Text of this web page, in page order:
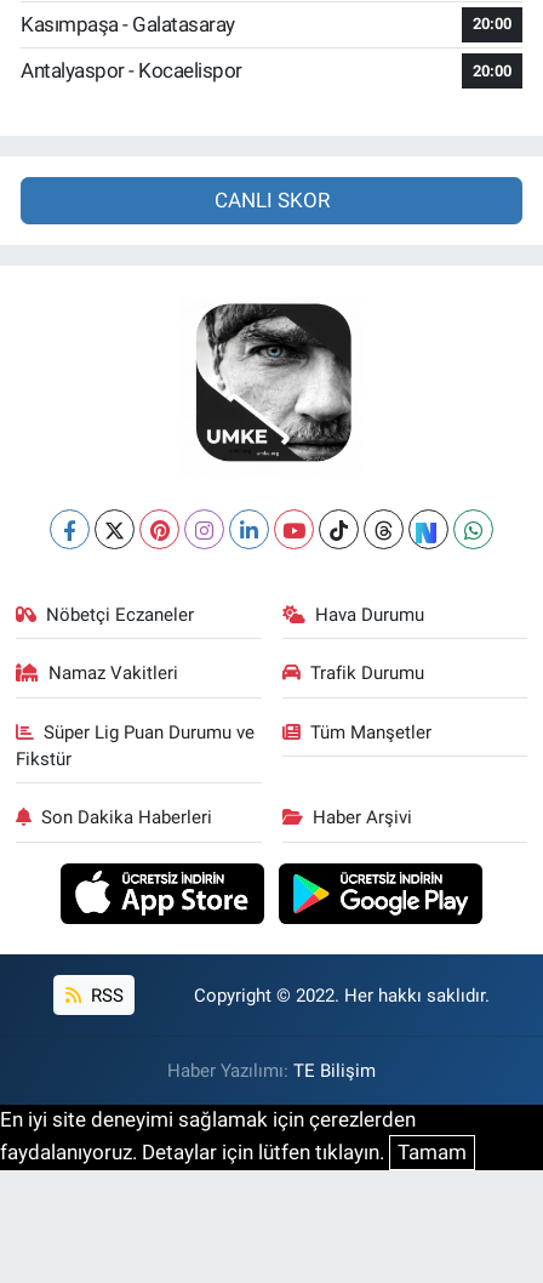
Kasımpaşa - Galatasaray 20:00
Antalyaspor - Kocaelispor 20:00
CANLI SKOR
Nöbetçi Eczaneler Hava Durumu
Namaz Vakitleri Trafik Durumu
Süper Lig Puan Durumu ve
Fikstür
Tüm Manşetler
Son Dakika Haberleri Haber Arşivi
RSS Copyright © 2022. Her hakkı saklıdır.
Haber Yazılımı: TE Bilişim
En iyi site deneyimi sağlamak için çerezlerden
faydalanıyoruz. Detaylar için lütfen tıklayın. Tamam